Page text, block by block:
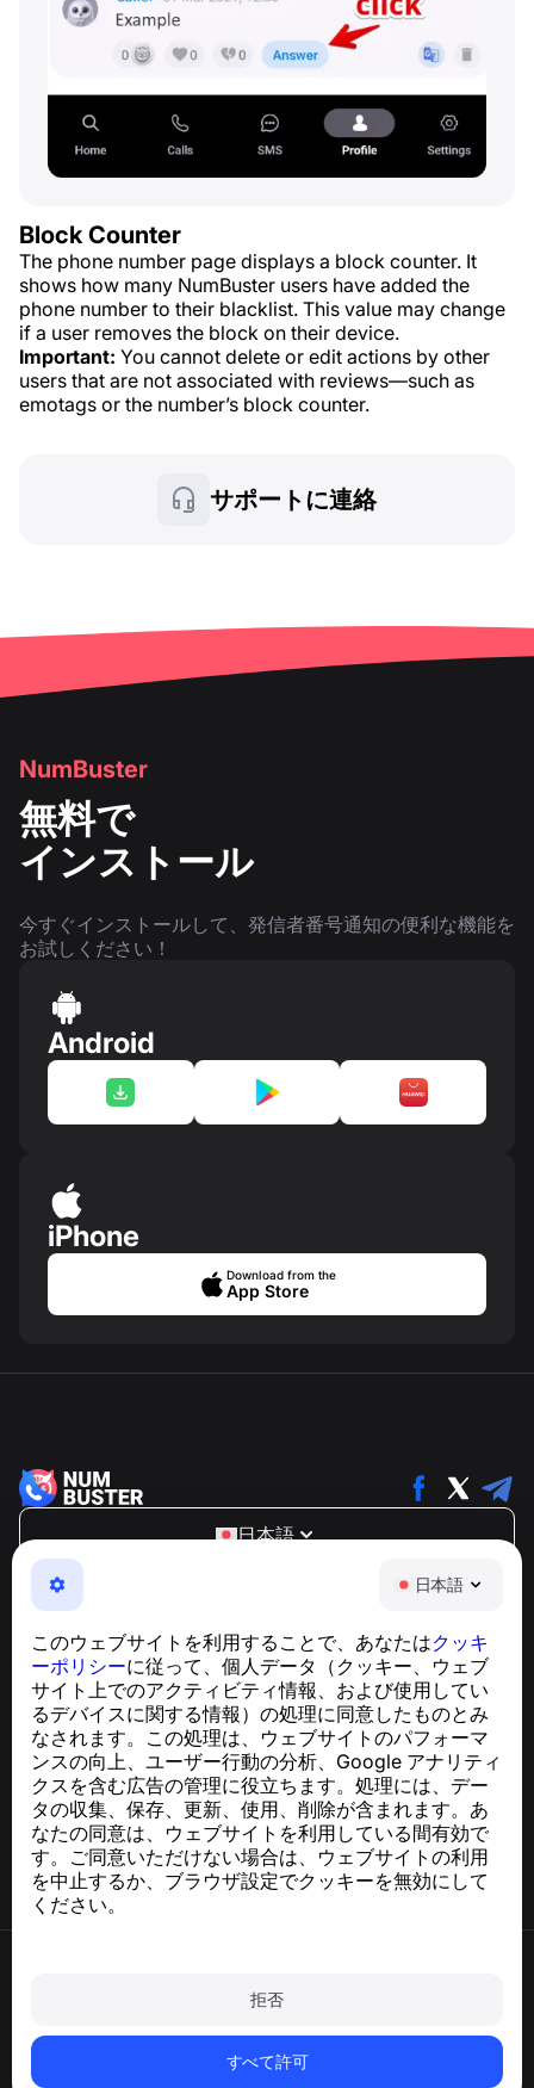
日本語
このウェブサイトを利用することで、あなたはクッキ
ーポリシーに従って、個人データ（クッキー、ウェブ
サイト上でのアクティビティ情報、および使用してい
るデバイスに関する情報）の処理に同意したものとみ
なされます。この処理は、ウェブサイトのパフォーマ
ンスの向上、ユーザー行動の分析、Google アナリティ
クスを含む広告の管理に役立ちます。処理には、デー
タの収集、保存、更新、使用、削除が含まれます。あ
なたの同意は、ウェブサイトを利用している間有効で
す。ご同意いただけない場合は、ウェブサイトの利用
を中止するか、ブラウザ設定でクッキーを無効にして
ください。
拒否
すべて許可
Block Counter
The phone number page displays a block counter. It
shows how many NumBuster users have added the
phone number to their blacklist. This value may change
if a user removes the block on their device.
Important: You cannot delete or edit actions by other
users that are not associated with reviews—such as
emotags or the number’s block counter.
サポートに連絡
NumBuster
無料で
インストール
今すぐインストールして、発信者番号通知の便利な機能を
お試しください！
Android
iPhone
Download from the
App Store
日本語
NumBuster © 2013—2026 ·
support@numbuster.com
電話詐欺、スパム、不審なメッセージからあなたを守る、
GDPR準拠に関するお問い合わせ：
support@numbuster.com
ヘルプセンター
ニュースと記事
プロジェクトについて
連絡先
アカウントと個人データを削除